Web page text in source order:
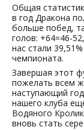
Общая
в год Дракона
больше побед,
голов: +64=46-
нас стали
чемпионата.
Завершая этот
пожелать всем
наступающий
нашего клуба
Водяного
вновь стать